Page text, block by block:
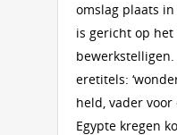
omslag plaats
is gericht op
eretitels:
held, vader voor
Egypte kregen